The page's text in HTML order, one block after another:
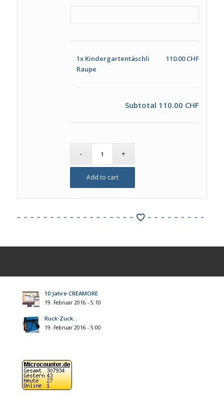
1x Kindergartentäschli
Raupe
110.00 CHF
Subtotal 110.00 CHF
Add to cart
10 Jahre CREAMORE
19. Februar 2016 - 5:10
Ruck-Zuck…
19. Februar 2016 - 5:00